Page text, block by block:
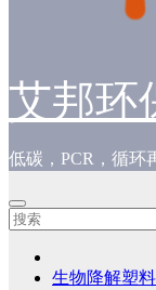
艾邦环
低碳，PCR，循环
生物降解塑料